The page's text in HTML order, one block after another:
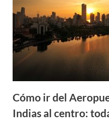
Cómo ir del
Indias al centro: